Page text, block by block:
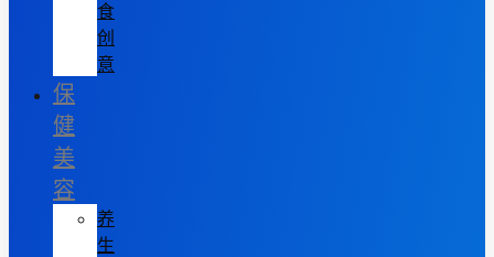
食
创
意
保
健
美
容
养
生